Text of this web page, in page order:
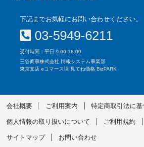
下記までお気軽にお問い合わせください。
03-5949-6211
受付時間：平日 9:00-18:00
三谷商事株式会社 情報システム事業部
東京支店 eコマース課 見てね価格 BizPARK
会社概要 ご利用案内 特定商取引法に
個人情報の取り扱いについて ご利用規約
サイトマップ お問い合わせ